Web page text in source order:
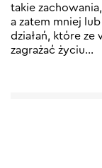
takie
a zatem mniej
działań, które
zagrażać życiu…